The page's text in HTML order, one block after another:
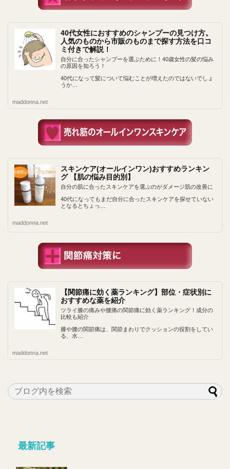
40代女性におすすめのシャンプーの見つけ方。
人気のものから市販のものまで探す方法を口コ
ミ付きで解説！
自分に合ったシャンプーを選ぶために！40歳女性の髪の悩み
の原因を知ろう！
40代になって髪について悩むことが増えたのではないでしょ
うか…
maddonna.net
スキンケア(オールインワン)おすすめランキン
グ 【肌の悩み目的別】
自分の肌に合ったスキンケアを選ぶのがダメージ肌の改善に
40代になってもまだ自分に合ったスキンケアを探せていない
となるとちょっ…
maddonna.net
【関節痛に効く薬ランキング】部位・症状別に
おすすめな薬を紹介
ツライ膝の痛みや腰痛の関節痛に効く薬ランキング！成分の
比較も紹介
膝や腰の関節痛は、関節まわりでクッションの役割をしてい
る、水…
maddonna.net
最新記事